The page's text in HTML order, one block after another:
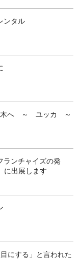
ンタル
木へ ～ ユッカ ～
ランチャイズの発
に出展します
にする」と言われた